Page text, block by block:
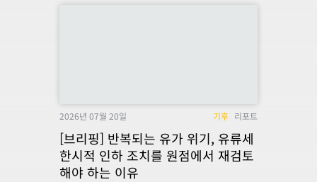
2026년 07월 20일 기후 리포트
[브리핑] 반복되는 유가 위기, 유류세
한시적 인하 조치를 원점에서 재검토
해야 하는 이유